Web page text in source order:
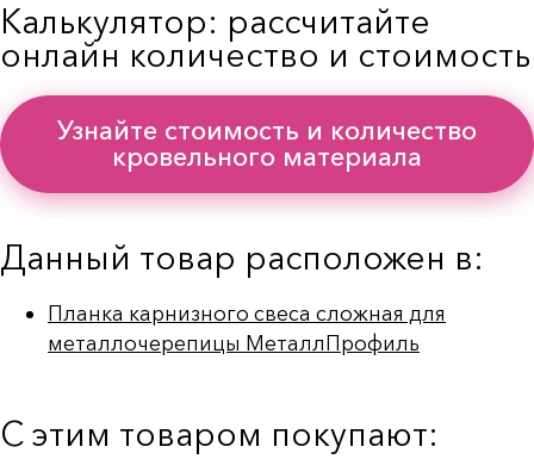
Калькулятор: рассчитайте
онлайн количество и стоимость
Узнайте стоимость и количество
кровельного материала
Данный товар расположен в:
Планка карнизного свеса сложная для
металлочерепицы МеталлПрофиль
С этим товаром покупают: